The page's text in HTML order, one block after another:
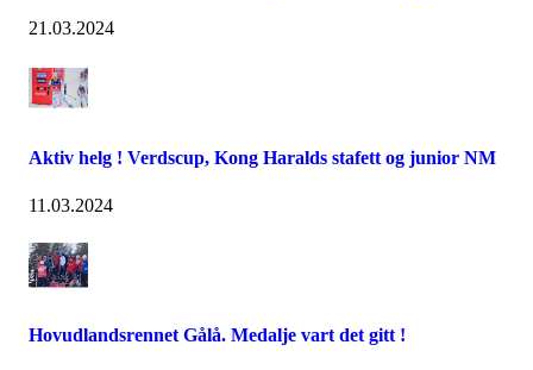
21.03.2024
Aktiv helg ! Verdscup, Kong Haralds stafett og junior NM
11.03.2024
Hovudlandsrennet Gålå. Medalje vart det gitt !